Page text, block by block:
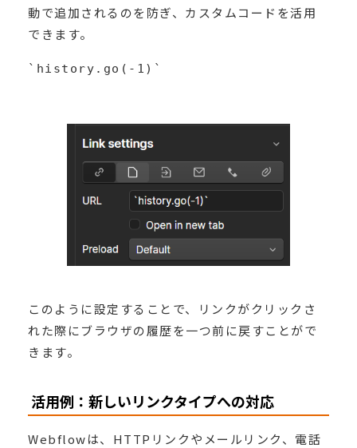
動で追加されるのを防ぎ、カスタムコードを活用
できます。
`history.go(-1)`
このように設定することで、リンクがクリックさ
れた際にブラウザの履歴を一つ前に戻すことがで
きます。
活用例：新しいリンクタイプへの対応
Webflowは、HTTPリンクやメールリンク、電話